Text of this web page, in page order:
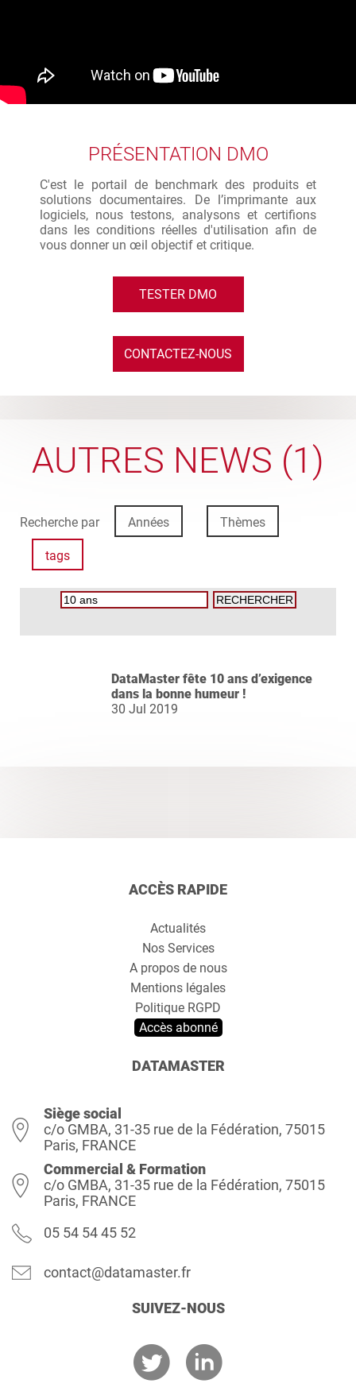
PRÉSENTATION DMO
C'est le portail de benchmark des produits et
solutions documentaires. De l’imprimante aux
logiciels, nous testons, analysons et certifions
dans les conditions réelles d'utilisation afin de
vous donner un œil objectif et critique.
TESTER DMO
CONTACTEZ-NOUS
AUTRES NEWS (1)
Recherche par Années Thèmes
tags
DataMaster fête 10 ans d’exigence
dans la bonne humeur !
30 Jul 2019
ACCÈS RAPIDE
Actualités
Nos Services
A propos de nous
Mentions légales
Politique RGPD
Accès abonné
DATAMASTER
Siège social
c/o GMBA, 31-35 rue de la Fédération, 75015
Paris, FRANCE
Commercial & Formation
c/o GMBA, 31-35 rue de la Fédération, 75015
Paris, FRANCE
05 54 54 45 52
contact@datamaster.fr
SUIVEZ-NOUS